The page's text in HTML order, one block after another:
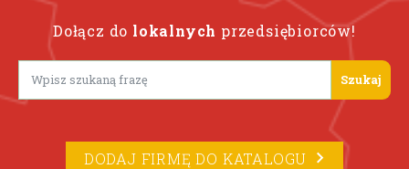
Dołącz do lokalnych przedsiębiorców!
DODAJ FIRMĘ DO KATALOGU